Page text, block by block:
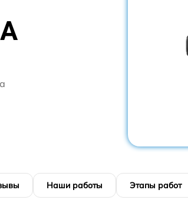
Наши работы Этапы работ